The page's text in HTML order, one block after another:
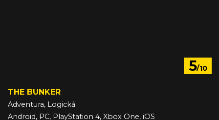
5/10
THE BUNKER
Adventura, Logická
Android, PC, PlayStation 4, Xbox One, iOS